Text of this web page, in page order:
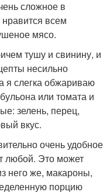
сложное в
нравится всем
мясо.
тушу и свинину, и
несильно
я слегка обжариваю
или томата и
зелень, перец,
вкус.
очень удобное
любой. Это может
него же, макароны,
порцию